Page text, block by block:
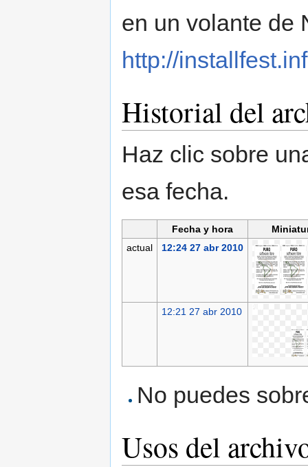
en un volante de
http://
Historial del
Haz clic sobre
esa fecha.
Fecha y hora
actual
12:24 27 abr 2010
12:21 27 abr 2010
No puedes
Usos del